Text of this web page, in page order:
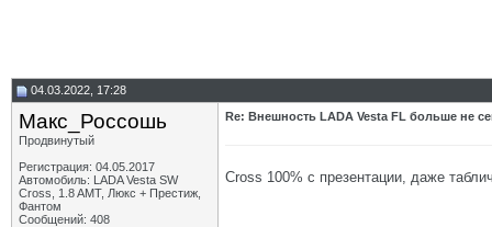
04.03.2022, 17:28
Макс_Россошь
Продвинутый
Регистрация: 04.05.2017
Автомобиль: LADA Vesta SW
Cross, 1.8 AMT, Люкс + Престиж,
Фантом
Сообщений: 408
Re: Внешность LADA Vesta FL больше не
Cross 100% с презентации, даже